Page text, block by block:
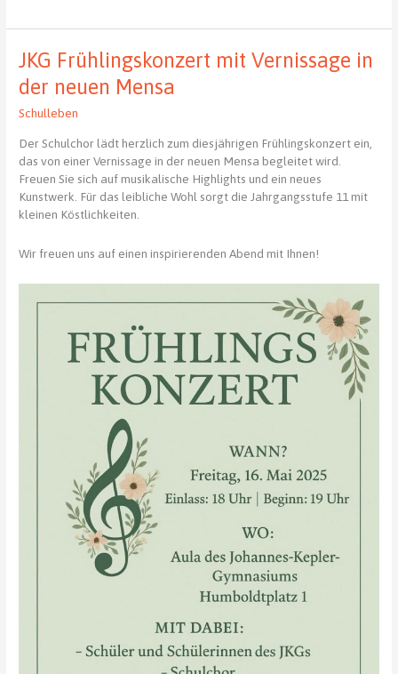
ist
für
das
Musikgymnasium
aus
JKG Frühlingskonzert mit Vernissage in
der neuen Mensa
Schulleben
Der Schulchor lädt herzlich zum diesjährigen Frühlingskonzert ein,
das von einer Vernissage in der neuen Mensa begleitet wird.
Freuen Sie sich auf musikalische Highlights und ein neues
Kunstwerk. Für das leibliche Wohl sorgt die Jahrgangsstufe 11 mit
kleinen Köstlichkeiten.
Wir freuen uns auf einen inspirierenden Abend mit Ihnen!